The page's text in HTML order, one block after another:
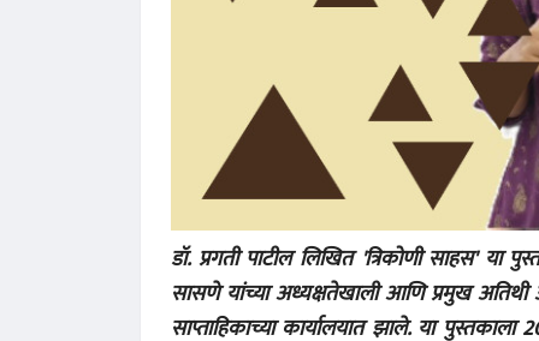
डॉ. प्रगती पाटील लिखित 'त्रिकोणी साहस' या
सासणे यांच्या अध्यक्षतेखाली आणि प्रमुख अतिथी
साप्ताहिकाच्या कार्यालयात झाले. या पुस्तकाला